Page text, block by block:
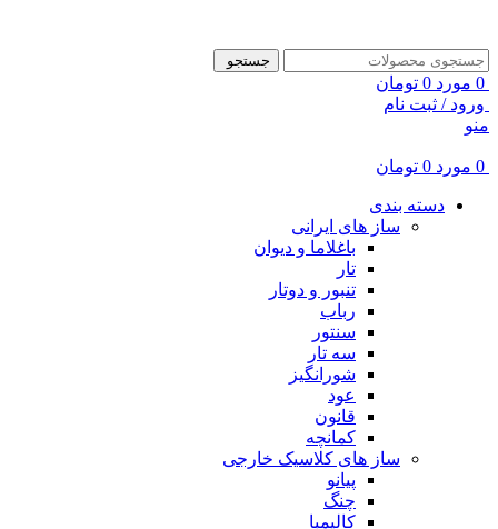
جستجو
0 مورد 0 تومان
ورود / ثبت نام
منو
0 مورد 0 تومان
دسته بندی
ساز های ایرانی
باغلاما و دیوان
تار
تنبور و دوتار
رباب
سنتور
سه تار
شورانگیز
عود
قانون
کمانچه
ساز های کلاسیک خارجی
پیانو
چنگ
کالیمبا